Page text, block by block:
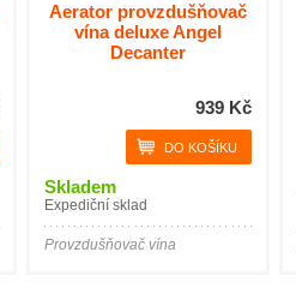
Aerator provzdušňovač
vína deluxe Angel
Decanter
939 Kč
Skladem
Expediční sklad
Provzdušňovač vína